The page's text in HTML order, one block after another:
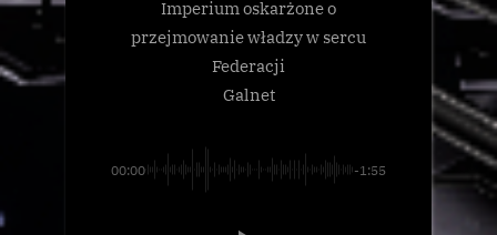
Imperium oskarżone o
przejmowanie władzy w sercu
Federacji
Galnet
00:00 -1:55